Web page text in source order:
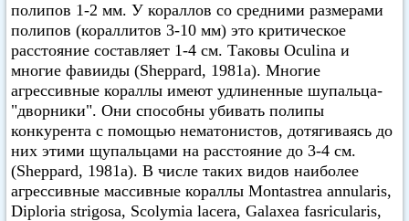
полипов 1-2 мм. У кораллов со средними размерами
полипов (кораллитов 3-10 мм) это критическое
расстояние составляет 1-4 см. Таковы Oculina и
многие фавииды (Sheppard, 1981а). Многие
агрессивные кораллы имеют удлиненные шупальца-
"дворники". Они способны убивать полипы
конкурента с помощью нематонистов, дотягиваясь до
них этими щупальцами на расстояние до 3-4 cм.
(Sheppard, 1981а). В числе таких видов наиболее
агрессивные массивные кораллы Montastrea annularis,
Diploria strigosa, Scolymia lacera, Galaxea fasricularis,